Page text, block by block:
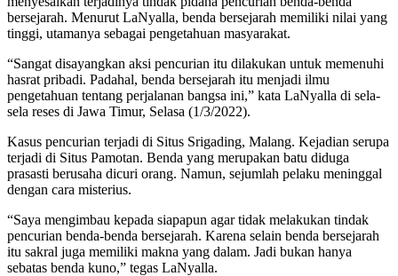
bersejarah. Menurut LaNyalla, benda bersejarah memiliki nilai yang
tinggi, utamanya sebagai pengetahuan masyarakat.
“Sangat disayangkan aksi pencurian itu dilakukan untuk memenuhi
hasrat pribadi. Padahal, benda bersejarah itu menjadi ilmu
pengetahuan tentang perjalanan bangsa ini,” kata LaNyalla di sela-
sela reses di Jawa Timur, Selasa (1/3/2022).
Kasus pencurian terjadi di Situs Srigading, Malang. Kejadian serupa
terjadi di Situs Pamotan. Benda yang merupakan batu diduga
prasasti berusaha dicuri orang. Namun, sejumlah pelaku meninggal
dengan cara misterius.
“Saya mengimbau kepada siapapun agar tidak melakukan tindak
pencurian benda-benda bersejarah. Karena selain benda bersejarah
itu sakral juga memiliki makna yang dalam. Jadi bukan hanya
sebatas benda kuno,” tegas LaNyalla.